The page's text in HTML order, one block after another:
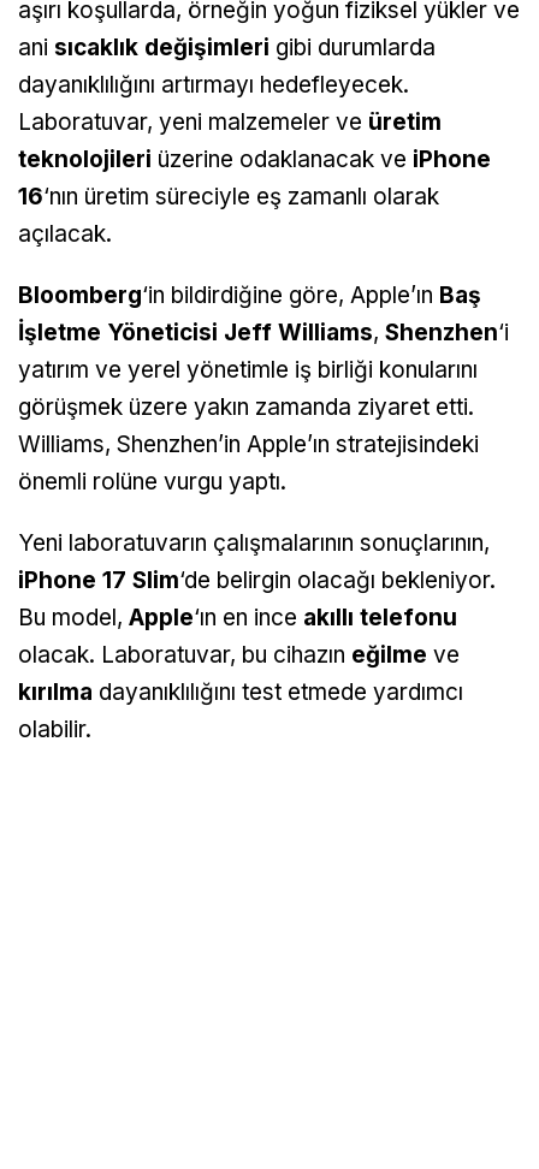
aşırı koşullarda, örneğin yoğun fiziksel yükler ve
ani sıcaklık değişimleri gibi durumlarda
dayanıklılığını artırmayı hedefleyecek.
Laboratuvar, yeni malzemeler ve üretim
teknolojileri üzerine odaklanacak ve iPhone
16‘nın üretim süreciyle eş zamanlı olarak
açılacak.
Bloomberg‘in bildirdiğine göre, Apple’ın Baş
İşletme Yöneticisi Jeff Williams, Shenzhen‘i
yatırım ve yerel yönetimle iş birliği konularını
görüşmek üzere yakın zamanda ziyaret etti.
Williams, Shenzhen’in Apple’ın stratejisindeki
önemli rolüne vurgu yaptı.
Yeni laboratuvarın çalışmalarının sonuçlarının,
iPhone 17 Slim‘de belirgin olacağı bekleniyor.
Bu model, Apple‘ın en ince akıllı telefonu
olacak. Laboratuvar, bu cihazın eğilme ve
kırılma dayanıklılığını test etmede yardımcı
olabilir.